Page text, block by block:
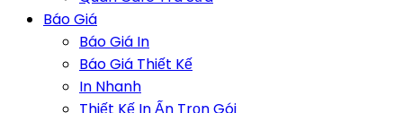
Báo Giá
Báo Giá In
Báo Giá Thiết Kế
In Nhanh